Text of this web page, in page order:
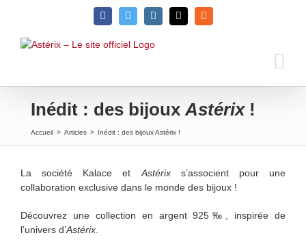
FacebookTwitterInstagramEmailRss
Inédit : des bijoux Astérix!
Accueil > Articles > Inédit : des bijoux Astérix !
La société Kalace et Astérixs’associent pour une
collaboration exclusive dans le monde des bijoux !
Découvrez une collection en argent 925‰, inspirée de
l’univers d’Astérix.